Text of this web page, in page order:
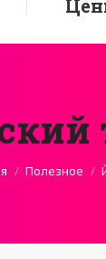
Полезное